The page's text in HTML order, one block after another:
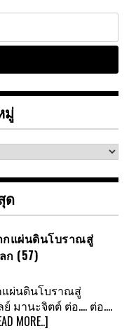
มู่
ด
กแผ่นดินโบราณสู่
(57)
แผ่นดินโบราณสู่
มานะจิตต์ ต่อ…. ต่อ….
MORE..]